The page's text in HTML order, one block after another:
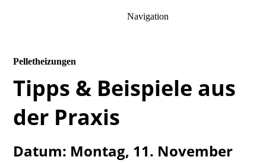
Navigation
Pelletheizungen
Tipps & Beispiele aus
der Praxis
Datum: Montag, 11. November